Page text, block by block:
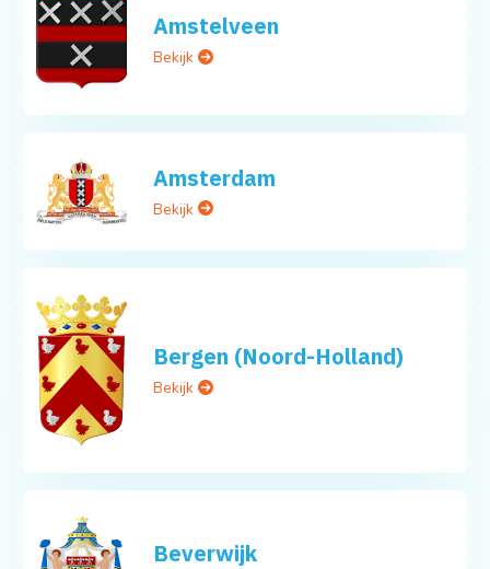
Amstelveen
Bekijk
Amsterdam
Bekijk
Bergen (Noord-Holland)
Bekijk
Beverwijk